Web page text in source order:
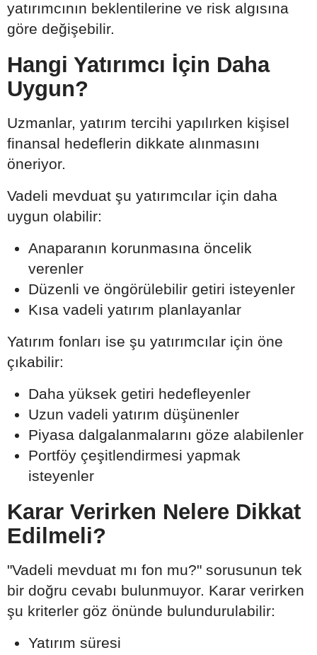
yatırımcının beklentilerine ve risk algısına
göre değişebilir.
Hangi Yatırımcı İçin Daha
Uygun?
Uzmanlar, yatırım tercihi yapılırken kişisel
finansal hedeflerin dikkate alınmasını
öneriyor.
Vadeli mevduat şu yatırımcılar için daha
uygun olabilir:
Anaparanın korunmasına öncelik
verenler
Düzenli ve öngörülebilir getiri isteyenler
Kısa vadeli yatırım planlayanlar
Yatırım fonları ise şu yatırımcılar için öne
çıkabilir:
Daha yüksek getiri hedefleyenler
Uzun vadeli yatırım düşünenler
Piyasa dalgalanmalarını göze alabilenler
Portföy çeşitlendirmesi yapmak
isteyenler
Karar Verirken Nelere Dikkat
Edilmeli?
"Vadeli mevduat mı fon mu?" sorusunun tek
bir doğru cevabı bulunmuyor. Karar verirken
şu kriterler göz önünde bulundurulabilir:
Yatırım süresi